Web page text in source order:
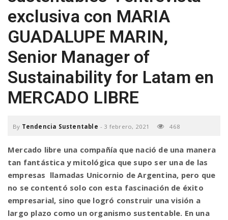
a
v
i
g
t
exclusiva con MARIA
GUADALUPE MARIN,
Senior Manager of
Sustainability for Latam en
MERCADO LIBRE
By Tendencia Sustentable - 3 febrero, 2021 468
Mercado libre una compañía que nació de una manera
tan fantástica y mitológica que supo ser una de las
empresas llamadas Unicornio de Argentina, pero que
no se contentó solo con esta fascinación de éxito
empresarial, sino que logró construir una visión a
largo plazo como un organismo sustentable. En una